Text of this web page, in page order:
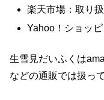
楽天市場：取り
Yahoo！ショッ
生雪見だいふくは
などの通販では扱っ